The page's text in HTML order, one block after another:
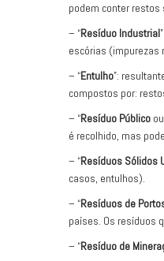
podem conter
– “Resíduo Industrial
escórias (impurezas
– “Entulho”:
compostos por:
– “Resíduo Público ou
é recolhido, mas
– “Resíduos Sólidos
casos, entulhos).
– “Resíduos de
países. Os resíduos
– “Resíduo de